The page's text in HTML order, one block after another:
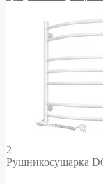
2
Рушникосушарка